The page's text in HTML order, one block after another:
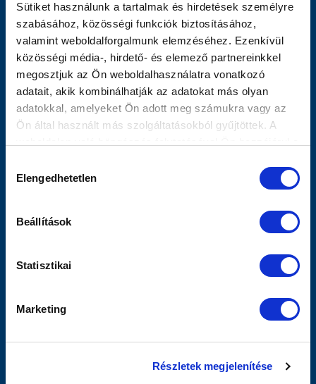
Sütiket használunk a tartalmak és hirdetések személyre
szabásához, közösségi funkciók biztosításához,
valamint weboldalforgalmunk elemzéséhez. Ezenkívül
közösségi média-, hirdető- és elemező partnereinkkel
megosztjuk az Ön weboldalhasználatra vonatkozó
adatait, akik kombinálhatják az adatokat más olyan
adatokkal, amelyeket Ön adott meg számukra vagy az
Ön által használt más szolgáltatásokból gyűjtöttek. A
kiválasztása
Elengedhetetlen
Beállítások
Statisztikai
Marketing
Részletek megjelenítése
AKKREDITÁCIÓ
Csapatok
Mérkőzések
MTK Budapest
Múltidézés
Stratégia
Vezetőség
Gedeon
Kapcsolat